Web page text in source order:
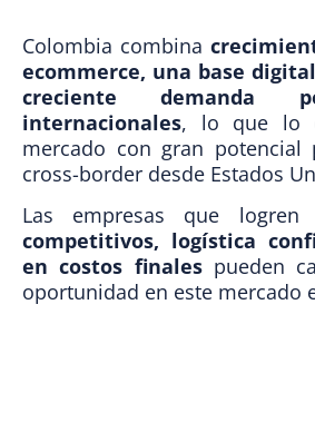
Colombia combina
ecommerce, una base
creciente demanda
internacionales, lo que lo
mercado con gran potencial
cross-border desde Estados
Las empresas que logren
competitivos, logística
en costos finalespueden
oportunidad en este mercado